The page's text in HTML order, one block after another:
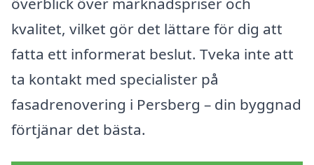
kvalitet, vilket gör det lättare för dig att
fatta ett informerat beslut. Tveka inte att
ta kontakt med specialister på
fasadrenovering i Persberg – din byggnad
förtjänar det bästa.